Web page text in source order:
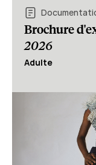
Brochure
2026
Adulte